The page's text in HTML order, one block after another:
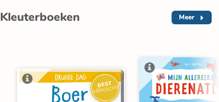
Kleuterboeken Meer
BEST
VERKOCHT